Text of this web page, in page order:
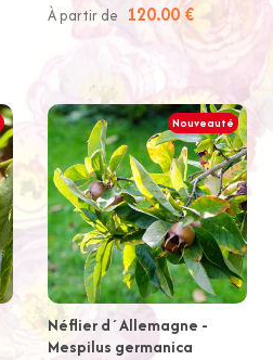
À partir de 120.00 €
Nouveauté
Néflier d´Allemagne -
Mespilus germanica